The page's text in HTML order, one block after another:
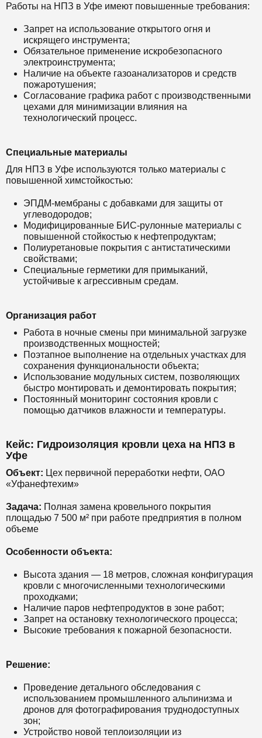
Работы на НПЗ в Уфе имеют повышенные требования:
Запрет на использование открытого огня и
искрящего инструмента;
Обязательное применение искробезопасного
электроинструмента;
Наличие на объекте газоанализаторов и средств
пожаротушения;
Согласование графика работ с производственными
цехами для минимизации влияния на
технологический процесс.
Специальные материалы
Для НПЗ в Уфе используются только материалы с
повышенной химстойкостью:
ЭПДМ-мембраны с добавками для защиты от
углеводородов;
Модифицированные БИС-рулонные материалы с
повышенной стойкостью к нефтепродуктам;
Полиуретановые покрытия с антистатическими
свойствами;
Специальные герметики для примыканий,
устойчивые к агрессивным средам.
Организация работ
Работа в ночные смены при минимальной загрузке
производственных мощностей;
Поэтапное выполнение на отдельных участках для
сохранения функциональности объекта;
Использование модульных систем, позволяющих
быстро монтировать и демонтировать покрытия;
Постоянный мониторинг состояния кровли с
помощью датчиков влажности и температуры.
Кейс: Гидроизоляция кровли цеха на НПЗ в
Уфе
Объект: Цех первичной переработки нефти, ОАО
«Уфанефтехим»
Задача: Полная замена кровельного покрытия
площадью 7 500 м² при работе предприятия в полном
объеме
Особенности объекта:
Высота здания — 18 метров, сложная конфигурация
кровли с многочисленными технологическими
проходками;
Наличие паров нефтепродуктов в зоне работ;
Запрет на остановку технологического процесса;
Высокие требования к пожарной безопасности.
Решение:
Проведение детального обследования с
использованием промышленного альпинизма и
дронов для фотографирования труднодоступных
зон;
Устройство новой теплоизоляции из